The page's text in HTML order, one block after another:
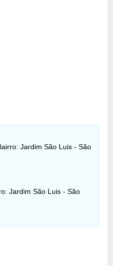
Jardim São Luis - São
Jardim São Luis - São